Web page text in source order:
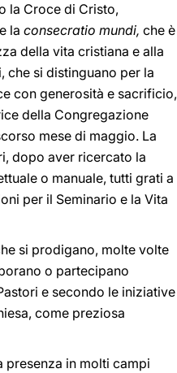
la Croce di Cristo,
la consecratio mundi, che è
della vita cristiana e alla
che si distinguano per la
con generosità e sacrificio,
della Congregazione
mese di maggio. La
dopo aver ricercato la
o manuale, tutti grati a
per il Seminario e la Vita
si prodigano, molte volte
o partecipano
e secondo le iniziative
come preziosa
in molti campi